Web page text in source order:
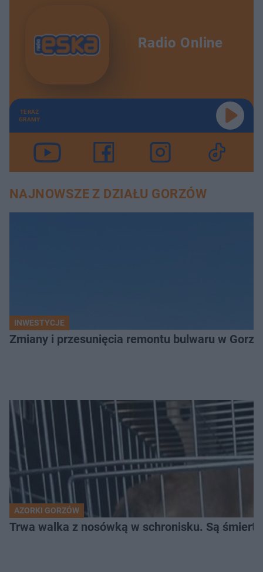
Radio Online
TERAZ
GRAMY
NAJNOWSZE Z DZIAŁU GORZÓW
INWESTYCJE
Zmiany i przesunięcia remontu bulwaru w
AZORKI GORZÓW
Trwa walka z nosówką w schronisku. Są